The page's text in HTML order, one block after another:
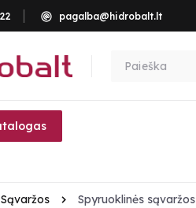
pagalba@hidrobalt.lt
Sąvaržos Spyruoklinės sąvaržos